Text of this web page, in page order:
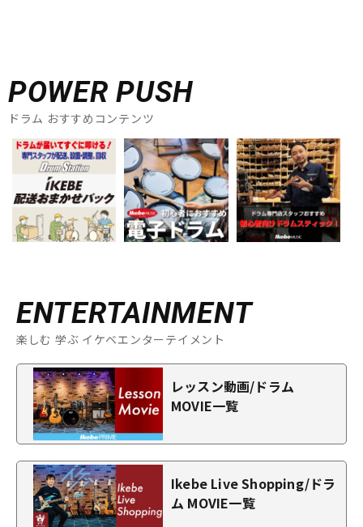
POWER PUSH
ドラム おすすめコンテンツ
ENTERTAINMENT
楽しむ 学ぶ イケベエンターテイメント
レッスン動画/ドラム
MOVIE一覧
Ikebe Live Shopping/ドラ
ム MOVIE一覧